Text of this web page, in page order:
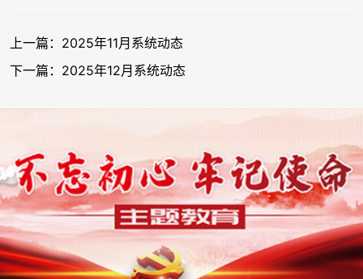
上一篇：2025年11月系统动态
下一篇：2025年12月系统动态